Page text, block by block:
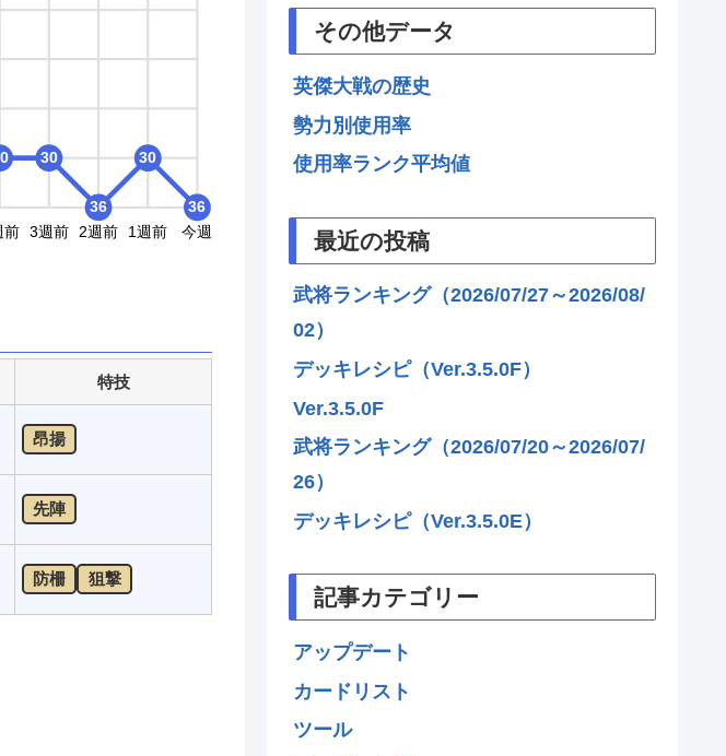
前 3週前 2週前 1週前 今週
30
36
30
36
特技
昂揚
先陣
防柵 狙撃
その他データ
英傑大戦の歴史
勢力別使用率
使用率ランク平均値
最近の投稿
武将ランキング（2026/07/27～2026/08/
02）
デッキレシピ（Ver.3.5.0F）
Ver.3.5.0F
武将ランキング（2026/07/20～2026/07/
26）
デッキレシピ（Ver.3.5.0E）
記事カテゴリー
アップデート
カードリスト
ツール